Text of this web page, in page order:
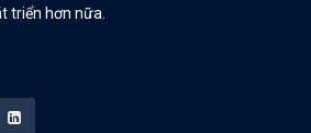
triển hơn nữa.